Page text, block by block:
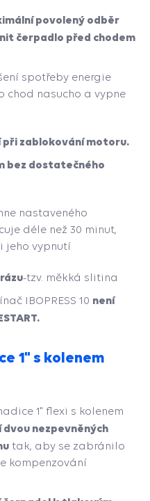
povolený odběr
čerpadlo před chodem
spotřeby energie
chod nasucho a vypne
zablokování motoru.
bez dostatečného
nastaveného
déle než 30 minut,
jeho vypnutí
-tzv. měkká slitina
IBOPRESS 10 není
1" s kolenem
1" flexi s kolenem
dvou nezpevněných
tak, aby se zabránilo
kompenzování